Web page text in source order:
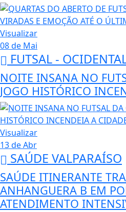
Visualizar
08 de Mai
FUTSAL -
NOITE INSANA NO
JOGO HISTÓRICO
Visualizar
13 de Abr
SAÚDE VALPARAÍSO
SAÚDE ITINERANTE
ANHANGUERA B EM
ATENDIMENTO